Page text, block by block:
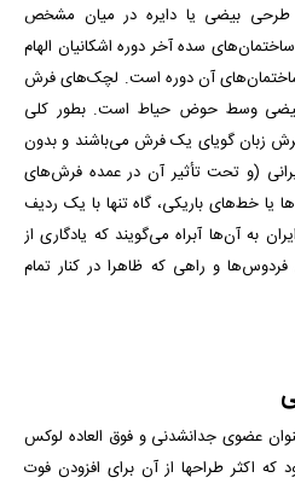
طرحی بیضی یا دایره در میان مشخص
سده آخر دوره اشکانیان الهام
آن دوره است. لچک‌های فرش
بیضی وسط حوض حیاط است. بطور کلی
زبان گویای یک فرش می‌باشند و بدون
(و تحت تأثیر آن در عمده فرش‌های
یا خط‌های باریکی، ‌گاه تنها با یک ردیف
به آن‌ها آبراه می‌گویند که یادگاری از
و راهی که ظاهرا در کنار تمام
عضوی جدانشدنی و فوق العاده لوکس
که اکثر طراح­ها از آن برای افزودن فوت